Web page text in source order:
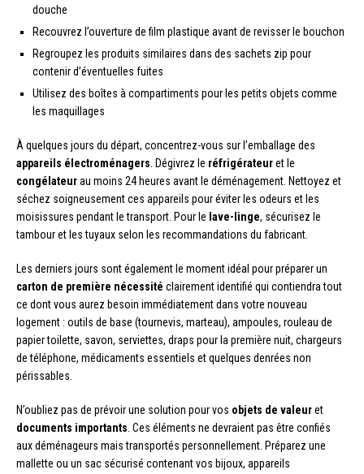
douche
Recouvrez l’ouverture de film plastique avant de revisser le bouchon
Regroupez les produits similaires dans des sachets zip pour
contenir d’éventuelles fuites
Utilisez des boîtes à compartiments pour les petits objets comme
les maquillages
À quelques jours du départ, concentrez-vous sur l’emballage des
appareils électroménagers . Dégivrez le réfrigérateuret le
congélateurau moins 24 heures avant le déménagement. Nettoyez et
séchez soigneusement ces appareils pour éviter les odeurs et les
moisissures pendant le transport. Pour le lave-linge, sécurisez le
tambour et les tuyaux selon les recommandations du fabricant.
Les derniers jours sont également le moment idéal pour préparer un
carton de première nécessité clairement identifié qui contiendra tout
ce dont vous aurez besoin immédiatement dans votre nouveau
logement : outils de base (tournevis, marteau), ampoules, rouleau de
papier toilette, savon, serviettes, draps pour la première nuit, chargeurs
de téléphone, médicaments essentiels et quelques denrées non
périssables.
N’oubliez pas de prévoir une solution pour vos objets de valeuret
documents importants . Ces éléments ne devraient pas être confiés
aux déménageurs mais transportés personnellement. Préparez une
mallette ou un sac sécurisé contenant vos bijoux, appareils